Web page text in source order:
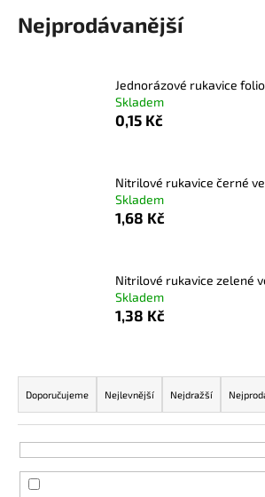
Nejprodávanější
Jednorázové rukavice
Skladem
0,15 Kč
Nitrilové rukavice černé
Skladem
1,68 Kč
Nitrilové rukavice zelené
Skladem
1,38 Kč
Ř
a
z
e
n
Doporučujeme Nejlevnější Nejdražší
HLEDAT
VIDLIČKA
0,70
Kč